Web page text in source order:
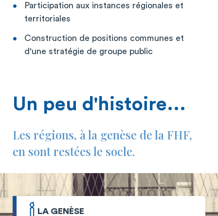
Participation aux instances régionales et
territoriales
Construction de positions communes et
d'une stratégie de groupe public
Un peu d'histoire...
Les régions, à la genèse de la FHF,
en sont restées le socle.
LA GENÈSE